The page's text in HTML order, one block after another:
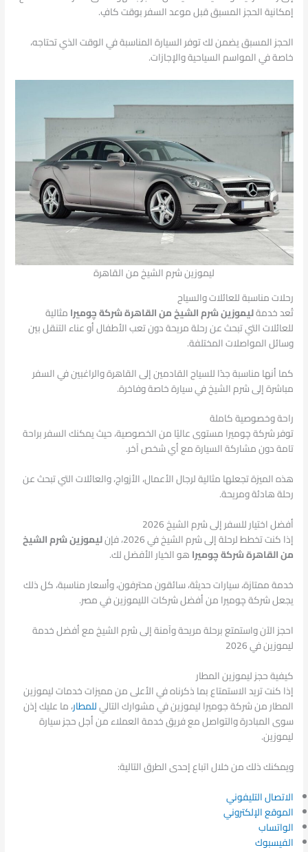
إمكانية الحجز المسبق قبل موعد السفر بوقت كافٍ.
الحجز المسبق يضمن لك توفر السيارة المناسبة في الوقت الذي تحتاجه،
خاصة في المواسم السياحية والإجازات.
ليموزين شرم الشيخ من القاهرة
رحلات مناسبة للعائلات والسياح
تُعد خدمةليموزين شرم الشيخ من القاهرة شركة چوميرامثالية
للعائلات التي تبحث عن رحلة مريحة دون تعب الأطفال أو عناء التنقل بين
وسائل المواصلات المختلفة.
كما أنها مناسبة جدًا للسياح القادمين إلى القاهرة والراغبين في السفر
مباشرة إلى شرم الشيخ في سيارة خاصة وفاخرة.
راحة وخصوصية كاملة
توفر شركة چوميرا مستوى عاليًا من الخصوصية، حيث يمكنك السفر براحة
تامة دون مشاركة السيارة مع أي شخص آخر.
هذه الميزة تجعلها مثالية لرجال الأعمال، الأزواج، والعائلات التي تبحث عن
رحلة هادئة ومريحة.
أفضل اختيار للسفر إلى شرم الشيخ 2026
إذا كنت تخطط لرحلة إلى شرم الشيخ في 2026، فإن
ليموزين شرم الشيخ
من القاهرة شركة چوميراهو الخيار الأفضل لك.
خدمة ممتازة، سيارات حديثة، سائقون محترفون، وأسعار مناسبة، كل ذلك
يجعل شركة چوميرا من أفضل شركات الليموزين في مصر.
احجز الآن واستمتع برحلة مريحة وآمنة إلى شرم الشيخ مع أفضل خدمة
ليموزين في 2026
كيفية حجز ليموزين المطار
إذا كنت تريد الاستمتاع بما ذكرناه في الأعلى من مميزات خدمات ليموزين
المطار من شركة جوميرا ليموزين في مشوارك التاليللمطار، ما عليك إذن
سوى المبادرة والتواصل مع فريق خدمة العملاء من أجل حجز سيارة
ليموزين.
ويمكنك ذلك من خلال اتباع إحدى الطرق التالية:
الاتصال التليفوني
الموقع الإلكتروني
الواتساب
الفيسبوك